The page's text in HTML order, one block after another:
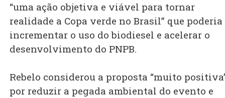
“uma ação objetiva e viável para tornar
realidade a Copa verde no Brasil” que poderia
incrementar o uso do biodiesel e acelerar o
desenvolvimento do PNPB.
Rebelo considerou a proposta “muito
por reduzir a pegada ambiental do evento e